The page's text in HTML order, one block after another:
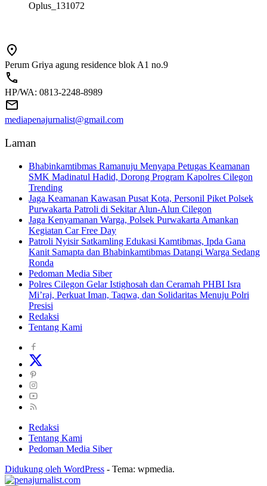
Oplus_131072
Perum Griya agung residence blok A1 no.9
HP/WA: 0813-2248-8989
mediapenajurnalist@gmail.com
Laman
Bhabinkamtibmas Ramanuju Menyapa Petugas Keamanan
SMK Madinatul Hadid, Dorong Program Kapolres Cilegon
Trending
Jaga Keamanan Kawasan Pusat Kota, Personil Piket Polsek
Purwakarta Patroli di Sekitar Alun-Alun Cilegon
Jaga Kenyamanan Warga, Polsek Purwakarta Amankan
Kegiatan Car Free Day
Patroli Nyisir Satkamling Edukasi Kamtibmas, Ipda Gana
Kanit Samapta dan Bhabinkamtibmas Datangi Warga Sedang
Ronda
Pedoman Media Siber
Polres Cilegon Gelar Istighosah dan Ceramah PHBI Isra
Mi’raj, Perkuat Iman, Taqwa, dan Solidaritas Menuju Polri
Presisi
Redaksi
Tentang Kami
Redaksi
Tentang Kami
Pedoman Media Siber
Didukung oleh WordPress - Tema: wpmedia.